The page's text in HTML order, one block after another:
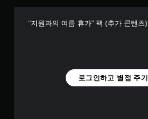
"지원과의 여름 휴가" 팩 (추가 콘텐츠)
로그인하고 별점 주기